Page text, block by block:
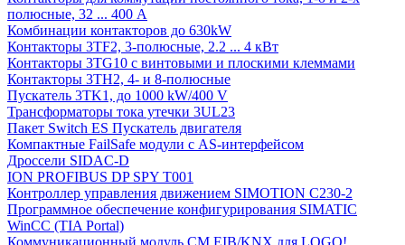
полюсные, 32 ... 400 A
Комбинации контакторов до 630kW
Контакторы 3TF2, 3-полюсные, 2.2 ... 4 кВт
Контакторы 3TG10 c винтовыми и плоскими клеммами
Контакторы 3TH2, 4- и 8-полюсные
Пускатель 3TK1, до 1000 kW/400 V
Трансформаторы тока утечки 3UL23
Пакет Switch ES Пускатель двигателя
Компактные FailSafe модули с AS-интерфейсом
Дроссели SIDAC-D
ION PROFIBUS DP SPY T001
Контроллер управления движением SIMOTION C230-2
Программное обеспечение конфигурирования SIMATIC
WinCC (TIA Portal)
Коммуникационный модуль CM EIB/KNX для LOGO!